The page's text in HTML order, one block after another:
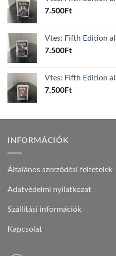
7.500Ft
Vtes: Fifth Edition
7.500Ft
Vtes: Fifth Edition
7.500Ft
INFORMÁCIÓK
Általános szerződési feltételek
Adatvédelmi nyilatkozat
Szállítási információk
Kapcsolat